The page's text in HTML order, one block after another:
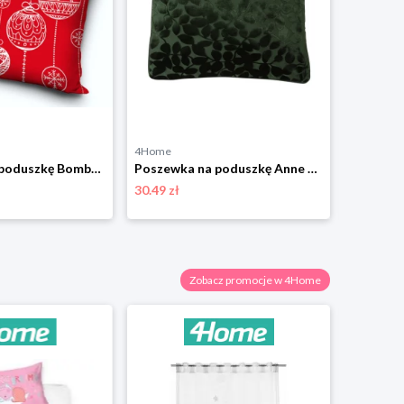
Poszewka na poduszkę Bombki świąteczne czerwony, 40 x 40 cm 4-Home
4Home
Poszewka na poduszkę Anne zielony, 45 x 45 cm 4-Home
30.49 zł
Zobacz promocje w 4Home